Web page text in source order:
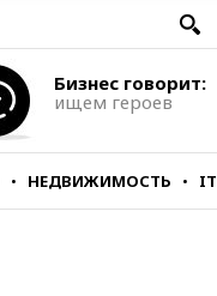
Бизнес говорит:
ищем героев
НЕДВИЖИМОСТЬ IT